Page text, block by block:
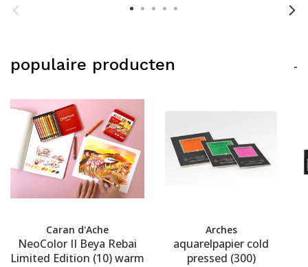
populaire producten -
Caran d'Ache
NeoColor II Beya Rebai
Limited Edition (10) warm
Arches
aquarelpapier cold
pressed (300)